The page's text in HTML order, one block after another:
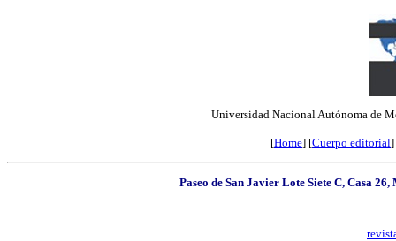
Universidad Nacional Autónoma de
[Home] [Cuerpo editorial]
Paseo de San Javier Lote Siete C, Casa